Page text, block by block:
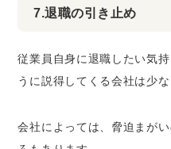
7.退職の引き止め
従業員自身に退職したい気
うに説得してくる会社は少な
会社によっては、脅迫まが